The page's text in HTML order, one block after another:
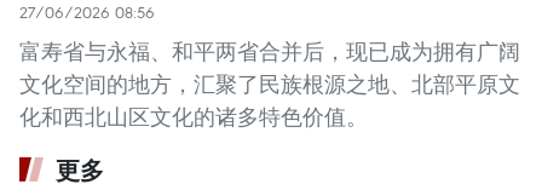
27/06/2026 08:56
富寿省与永福、和平两省合并后，现已成为拥有广阔
文化空间的地方，汇聚了民族根源之地、北部平原文
化和西北山区文化的诸多特色价值。
更多